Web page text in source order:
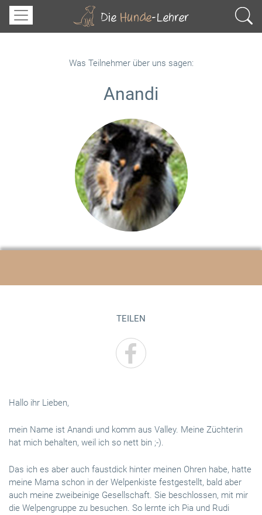
Was Teilnehmer über uns sagen:
Anandi
Hallo ihr Lieben,
mein Name ist Anandi und komm aus Valley. Meine Züchterin
hat mich behalten, weil ich so nett bin ;-).
Das ich es aber auch faustdick hinter meinen Ohren habe, hatte
meine Mama schon in der Welpenkiste festgestellt, bald aber
auch meine zweibeinige Gesellschaft. Sie beschlossen, mit mir
die Welpengruppe zu besuchen. So lernte ich Pia und Rudi
TEILEN